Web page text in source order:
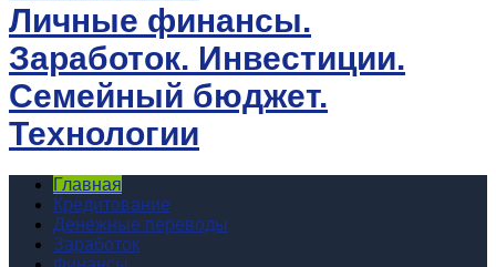
Личные финансы.
Заработок. Инвестиции.
Семейный бюджет.
Технологии
Главная
Кредитование
Денежные переводы
Заработок